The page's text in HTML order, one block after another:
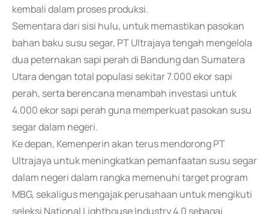
kembali dalam proses produksi.
Sementara dari sisi hulu, untuk memastikan pasokan
bahan baku susu segar, PT Ultrajaya tengah mengelola
dua peternakan sapi perah di Bandung dan Sumatera
Utara dengan total populasi sekitar 7.000 ekor sapi
perah, serta berencana menambah investasi untuk
4.000 ekor sapi perah guna memperkuat pasokan susu
segar dalam negeri.
Ke depan, Kemenperin akan terus mendorong PT
Ultrajaya untuk meningkatkan pemanfaatan susu segar
dalam negeri dalam rangka memenuhi target program
MBG, sekaligus mengajak perusahaan untuk mengikuti
seleksi National Lighthouse Industry 4.0 sebagai